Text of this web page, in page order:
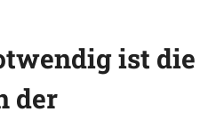
ist die
der